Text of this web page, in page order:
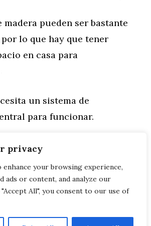
privacy
enhance your browsing experience,
ads or content, and analyze our
All", you consent to our use of
madera pueden ser bastante
lo que hay que tener
en casa para
un sistema de
para funcionar.
2019
diferencia entre SEO y PPC?